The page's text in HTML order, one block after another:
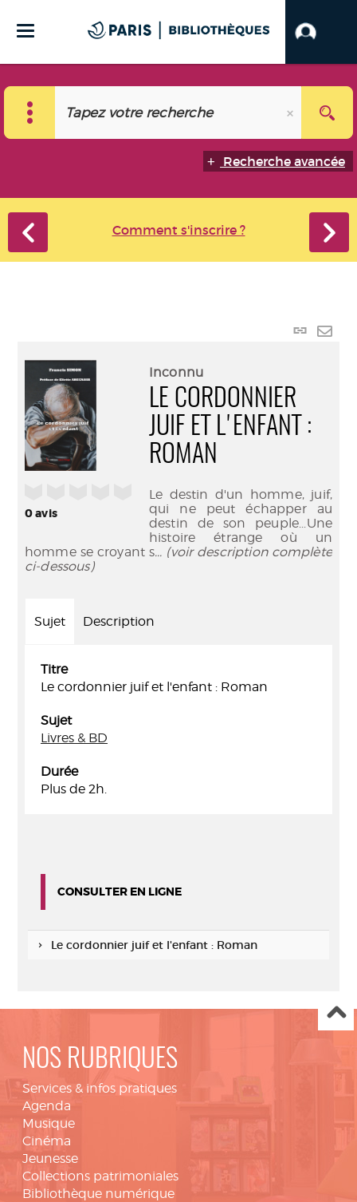
Recherche avancée
Comment s'inscrire ?
Lien
0avis
Inconnu
LE CORDONNIER
JUIF ET L'ENFANT :
ROMAN
Le destin d'un homme, juif,
qui ne peut échapper au
destin de son peuple...Une
histoire étrange où un
homme se croyant s... (voir description complète
ci-dessous)
Sujet Description
Titre
Le cordonnier juif et l'enfant : Roman
Sujet
Livres & BD
Durée
Plus de 2h.
CONSULTER EN LIGNE
Le cordonnier juif et l'enfant : Roman
NOS RUBRIQUES
Services & infos pratiques
Agenda
Musique
Cinéma
Jeunesse
Collections patrimoniales
Bibliothèque numérique